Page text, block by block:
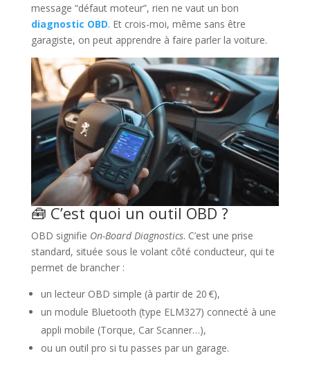
message “défaut moteur”, rien ne vaut un bon
diagnostic OBD. Et crois-moi, même sans être
garagiste, on peut apprendre à faire parler la voiture.
🧰 C’est quoi un outil OBD ?
OBD signifie On-Board Diagnostics. C’est une prise
standard, située sous le volant côté conducteur, qui te
permet de brancher :
un lecteur OBD simple (à partir de 20 €),
un module Bluetooth (type ELM327) connecté à une
appli mobile (Torque, Car Scanner…),
ou un outil pro si tu passes par un garage.